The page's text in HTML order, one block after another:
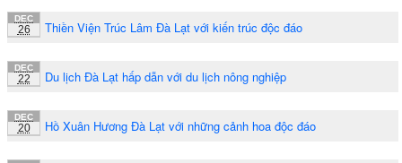
DEC
26 Thiền Viện Trúc Lâm Đà Lạt với kiến trúc độc đáo
DEC
22 Du lịch Đà Lạt hấp dẫn với du lịch nông nghiệp
DEC
20 Hồ Xuân Hương Đà Lạt với những cảnh hoa độc đáo